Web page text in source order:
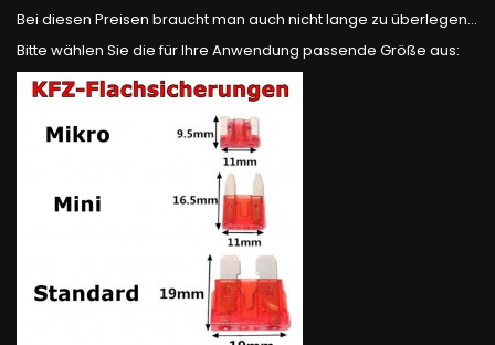
Bei diesen Preisen braucht man auch nicht lange zu überlegen...
Bitte wählen Sie die für Ihre Anwendung passende Größe aus: